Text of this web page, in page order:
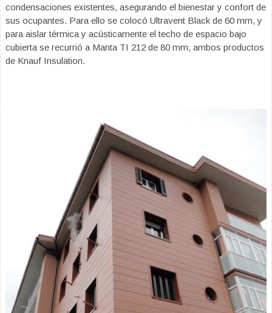
condensaciones existentes, asegurando el bienestar y confort de
sus ocupantes. Para ello se colocó Ultravent Black de 60 mm, y
para aislar térmica y acústicamente el techo de espacio bajo
cubierta se recurrió a Manta TI 212 de 80 mm, ambos productos
de Knauf Insulation.